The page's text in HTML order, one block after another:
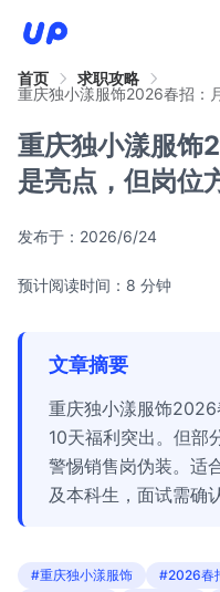
首页
求职攻略
重庆独小漾服饰2026春招：
重庆独小漾服饰
是亮点，但岗位
发布于： 2026/6/24
预计阅读时间：8 分钟
文章摘要
重庆独小漾服饰
10天福利突出。但部
警惕销售岗伪装。适
及本科生，面试需确
#重庆独小漾服饰 #2026春